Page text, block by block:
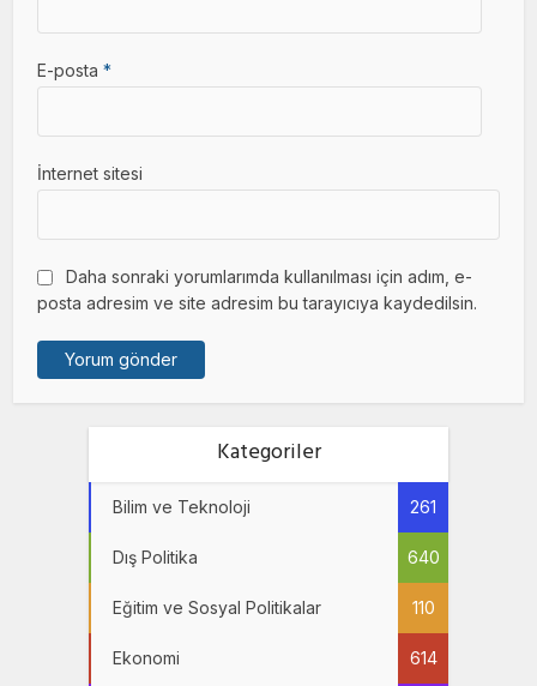
E-posta*
İnternet sitesi
Daha sonraki yorumlarımda kullanılması için adım, e-
posta adresim ve site adresim bu tarayıcıya kaydedilsin.
Kategoriler
Bilim ve Teknoloji 261
Dış Politika 640
Eğitim ve Sosyal Politikalar 110
Ekonomi 614